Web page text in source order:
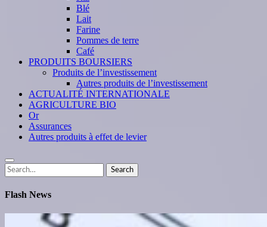
Blé
Lait
Farine
Pommes de terre
Café
PRODUITS BOURSIERS
Produits de l’investissement
Autres produits de l’investissement
ACTUALITÉ INTERNATIONALE
AGRICULTURE BIO
Or
Assurances
Autres produits à effet de levier
Search
for:
Search
Flash News